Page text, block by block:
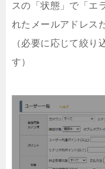
スの「状態」で「エ
れたメールアドレス
（必要に応じて絞り
す）